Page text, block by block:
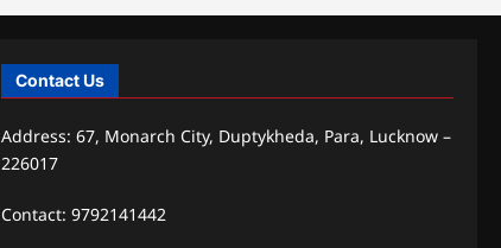
Contact Us
Address: 67, Monarch City, Duptykheda, Para, Lucknow –
226017
Contact: 9792141442